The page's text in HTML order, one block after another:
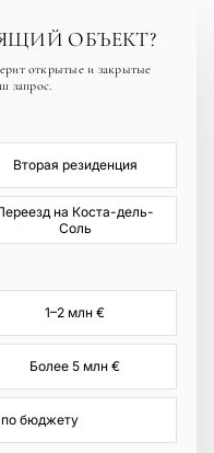
ОБЪЕКТ?
открытые и закрытые
запрос.
Вторая резиденция
на Коста-дель-
Соль
1–2 млн €
Более 5 млн €
бюджету